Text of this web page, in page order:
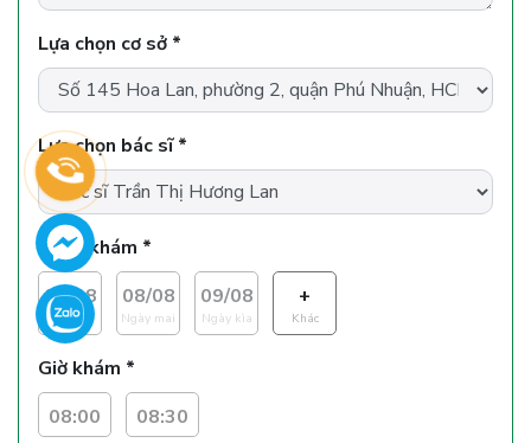
Lựa chọn cơ sở *
Lựa chọn bác sĩ *
Ngày khám *
07/08
hôm nay
08/08
Ngày mai
09/08
Ngày kìa
+
Khác
Giờ khám *
08:00
08:30